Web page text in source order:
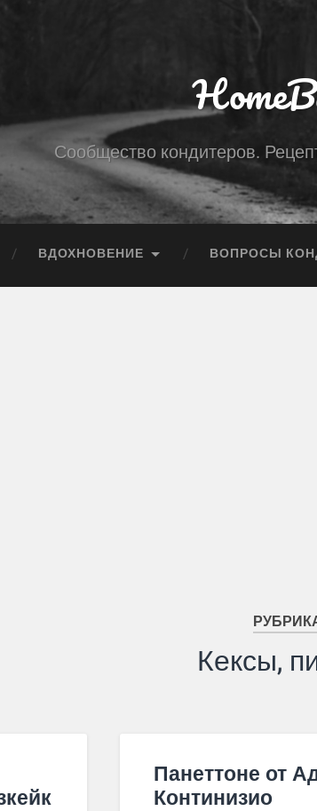
Сообщество кондитеров.
ВДОХНОВЕНИЕ ВОПРОСЫ
Кексы,
Панеттоне от
Континизио